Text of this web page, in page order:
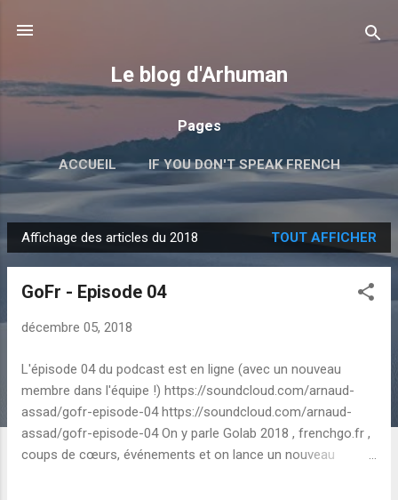
Le blog d'Arhuman
Pages
ACCUEIL IF YOU DON'T SPEAK FRENCH
GOLANG JAVASCRIPT PLUS…
LIENS
A
r
Affichage des articles du 2018 TOUT AFFICHER
GoFr - Episode 04
décembre 05, 2018
L'épisode 04 du podcast est en ligne (avec un nouveau
membre dans l'équipe !) https://soundcloud.com/arnaud-
assad/gofr-episode-04 https://soundcloud.com/arnaud-
assad/gofr-episode-04 On y parle Golab 2018 , frenchgo.fr ,
coups de cœurs, événements et on lance un nouveau